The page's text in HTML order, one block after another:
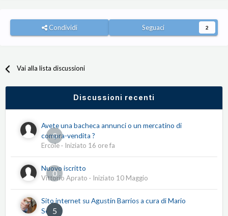
Condividi Seguaci 2
Vai alla lista discussioni
Discussioni recenti
0
Avete una bacheca annunci o un mercatino di
compra-vendita ?
Ercole · Iniziato 16 ore fa
0
Nuovo iscritto
Vittorio Aprato · Iniziato 10 Maggio
5
Sito internet su Agustín Barrios a cura di Mario
Serio